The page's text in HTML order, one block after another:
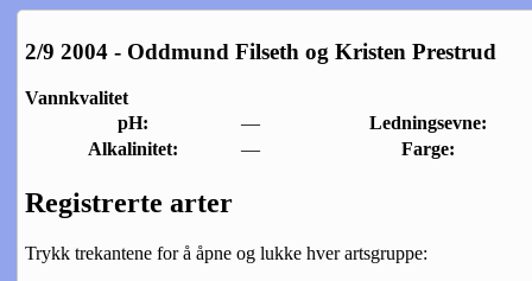
2/9 2004 - Oddmund Filseth og Kristen Prestrud
Vannkvalitet
pH:
—
Ledningsevne:
Alkalinitet:
— Farge:
Registrerte arter
Trykk trekantene for å åpne og lukke hver artsgruppe: